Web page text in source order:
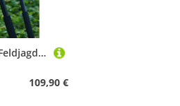
FARM-LAND Zielstock Feldjagd aus Aluminium teleskopierbar Doppelauflage
109,90 €